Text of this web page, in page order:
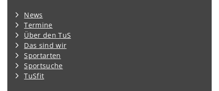
News
Termine
Über den TuS
Das sind wir
Sportarten
Sportsuche
TuSfit